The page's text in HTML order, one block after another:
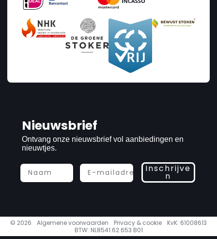
Nieuwsbrief
Ontvang onze nieuwsbrief vol aanbiedingen en
nieuwtjes.
Inschrijve
n
© 2026 Algemene voorwaarden Privacy & cookie
KvK: 61008613
BTW: NL8541.62.653 B01